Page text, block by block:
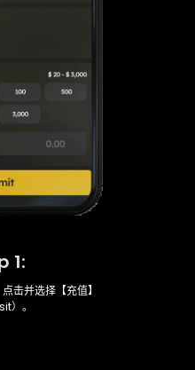
1:
击并选择【充值】
）。